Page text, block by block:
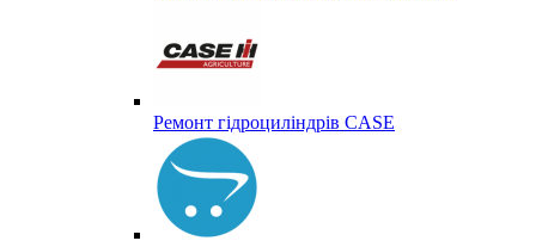
Ремонт гідроциліндрів CASE